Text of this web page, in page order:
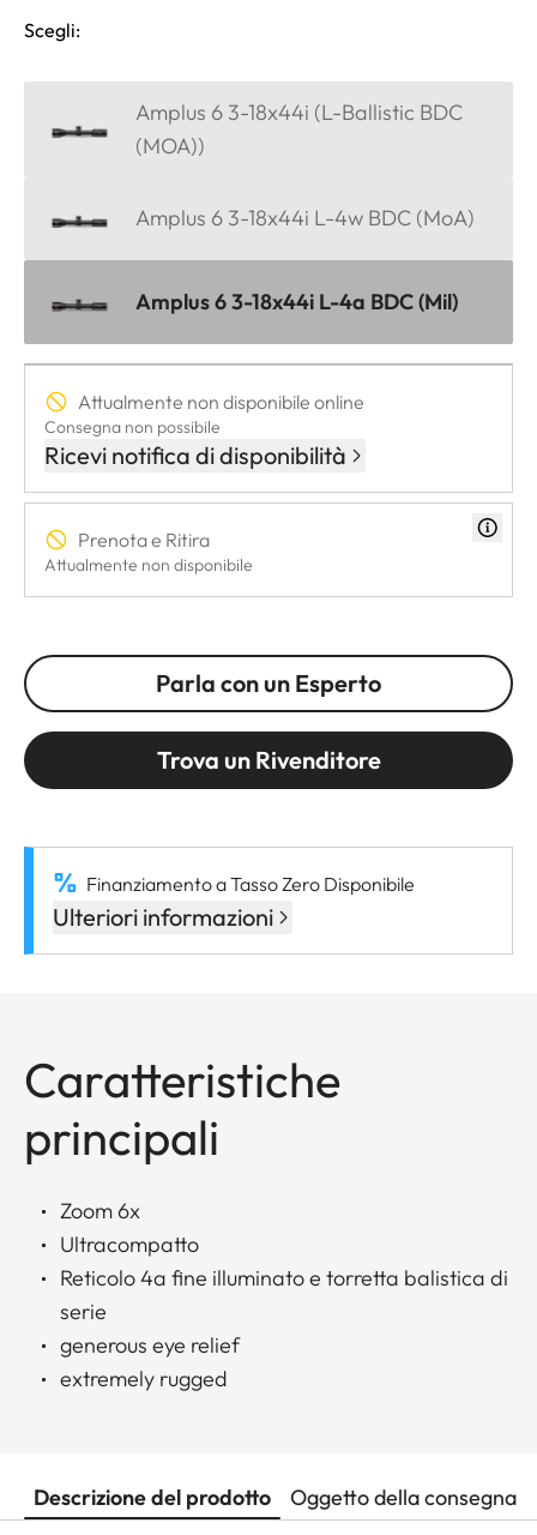
Scegli:
Amplus 6 3-18x44i (L-Ballistic BDC
(MOA))
Amplus 6 3-18x44i L-4w BDC (MoA)
Amplus 6 3-18x44i L-4a BDC (Mil)
Attualmente non disponibile online
Consegna non possibile
Ricevi notifica di disponibilità
Prenota e Ritira
Attualmente non disponibile
Parla con un Esperto
Trova un Rivenditore
Finanziamento a Tasso Zero Disponibile
Ulteriori informazioni
Caratteristiche
principali
Zoom 6x
Ultracompatto
Reticolo 4a fine illuminato e torretta balistica di
serie
generous eye relief
extremely rugged
Descrizione del prodotto Oggetto della consegna